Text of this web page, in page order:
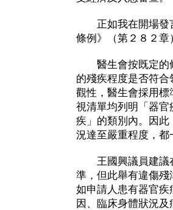
正如我在開場發言
條例》（第２８２
醫生會按既定的條
的殘疾程度是否符
觀性，醫生會採用
視清單均列明「器
疾」的類別內。因
況達至嚴重程度，
王國興議員建議在
準，但此舉有違傷
如申請人患有器官
因、臨床身體狀況